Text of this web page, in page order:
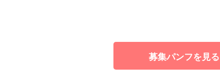
募集パンフを見る